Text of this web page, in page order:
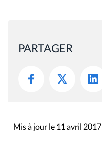
PARTAGER
Mis à jour le 11 avril 2017